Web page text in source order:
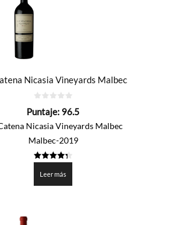
Nicasia Vineyards Malbec
de
Puntaje: 96.5
Nicasia Vineyards Malbec
Malbec-2019
de 5
Leer más